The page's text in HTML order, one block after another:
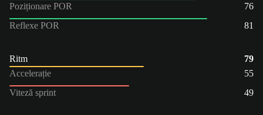
Poziționare POR
76
Reflexe POR
81
Ritm
79
Accelerație
55
Viteză sprint
49